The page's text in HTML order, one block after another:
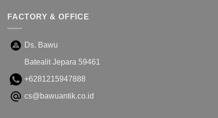
FACTORY & OFFICE
Ds. Bawu
Batealit Jepara 59461
+6281215947888
cs@bawuantik.co.id